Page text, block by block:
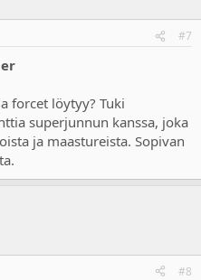
#7
forcet löytyy? Tuki
superjunnun kanssa, joka
ja maastureista. Sopivan
#8